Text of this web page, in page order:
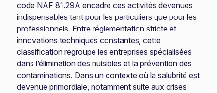
code NAF 81.29A encadre ces activités devenues
indispensables tant pour les particuliers que pour les
professionnels. Entre réglementation stricte et
innovations techniques constantes, cette
classification regroupe les entreprises spécialisées
dans l’élimination des nuisibles et la prévention des
contaminations. Dans un contexte où la salubrité est
devenue primordiale, notamment suite aux crises